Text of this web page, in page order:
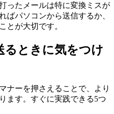
ったメールは特に変換ミスが
ばパソコンから送信するか、
とが大切です。
るときに気をつけ
ナーを押さえることで、より
ます。すぐに実践できる5つ